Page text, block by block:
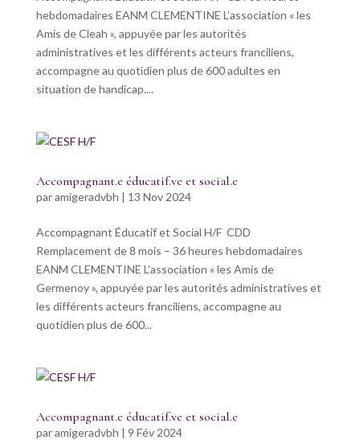
hebdomadaires EANM CLEMENTINE L’association « les
Amis de Cleah », appuyée par les autorités
administratives et les différents acteurs franciliens,
accompagne au quotidien plus de 600 adultes en
situation de handicap....
Accompagnant.e éducatif.ve et social.e
paramigeradvbh | 13 Nov 2024
Accompagnant Éducatif et Social H/F CDD
Remplacement de 8 mois – 36 heures hebdomadaires
EANM CLEMENTINE L’association « les Amis de
Germenoy », appuyée par les autorités administratives et
les différents acteurs franciliens, accompagne au
quotidien plus de 600...
Accompagnant.e éducatif.ve et social.e
paramigeradvbh | 9 Fév 2024